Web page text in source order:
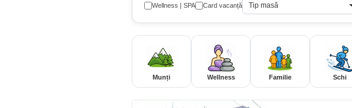
Wellness | SPA Card vacanță Tip masă
Munți Wellness Familie Schi